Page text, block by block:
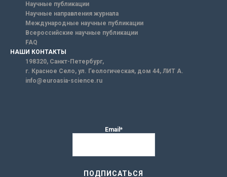
Научные публикации
Научные направления журнала
Международные научные публикации
Всероссийские научные публикации
FAQ
НАШИ КОНТАКТЫ
198320, Санкт-Петербург,
г. Красное Село, ул. Геологическая, дом 44, ЛИТ А.
info@euroasia-science.ru
Email*